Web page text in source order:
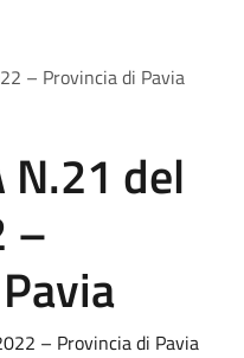
– Provincia di Pavia
N.21 del
–
– Provincia di Pavia